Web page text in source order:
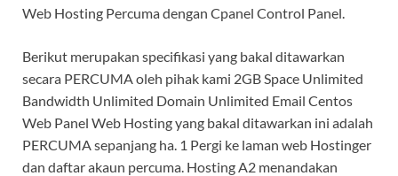
Web Hosting Percuma dengan Cpanel Control Panel.
Berikut merupakan specifikasi yang bakal ditawarkan
secara PERCUMA oleh pihak kami 2GB Space Unlimited
Bandwidth Unlimited Domain Unlimited Email Centos
Web Panel Web Hosting yang bakal ditawarkan ini adalah
PERCUMA sepanjang ha. 1 Pergi ke laman web Hostinger
dan daftar akaun percuma. Hosting A2 menandakan